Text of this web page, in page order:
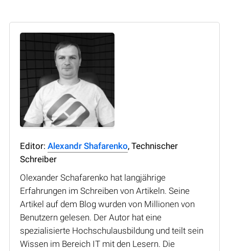
Editor: Alexandr Shafarenko, Technischer
Schreiber
Olexander Schafarenko hat langjährige
Erfahrungen im Schreiben von Artikeln. Seine
Artikel auf dem Blog wurden von Millionen von
Benutzern gelesen. Der Autor hat eine
spezialisierte Hochschulausbildung und teilt sein
Wissen im Bereich IT mit den Lesern. Die